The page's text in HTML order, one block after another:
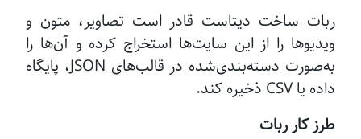
ربات ساخت دیتاست قادر است تصاویر، متون و
ویدیوها را از این سایت‌ها استخراج کرده و آن‌ها را
به‌صورت دسته‌بندی‌شده در قالب‌های JSON، پایگاه
داده یا CSV ذخیره کند.
طرز کار ربات